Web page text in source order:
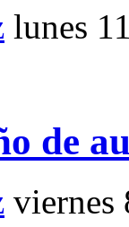
lunes
de
viernes